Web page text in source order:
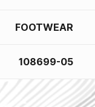
FOOTWEAR
108699-05